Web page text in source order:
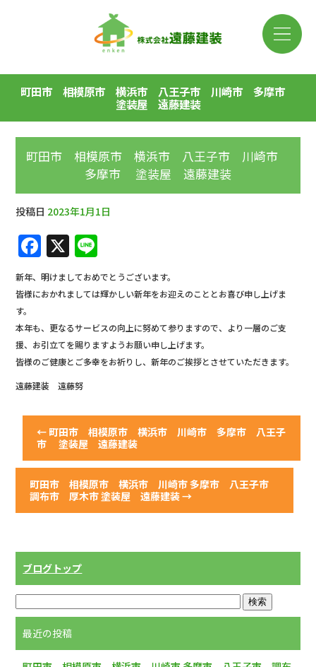
町田市 相模原市 横浜市 八王子市 川崎市 多摩市
塗装屋 遠藤建装
町田市 相模原市 横浜市 八王子市 川崎市
多摩市 塗装屋 遠藤建装
投稿日 2023年1月1日
F
a
c
b
o
o
X
n
e
新年、明けましておめでとうございます。
皆様におかれましては輝かしい新年をお迎えのこととお喜び申し上げま
す。
本年も、更なるサービスの向上に努めて参りますので、より一層のご支
援、お引立てを賜りますようお願い申し上げます。
皆様のご健康とご多幸をお祈りし、新年のご挨拶とさせていただきます。
遠藤建装 遠藤努
← 町田市 相模原市 横浜市 川崎市 多摩市 八王子
市 塗装屋 遠藤建装
町田市 相模原市 横浜市 川崎市 多摩市 八王子市
調布市 厚木市 塗装屋 遠藤建装→
ブログトップ
最近の投稿